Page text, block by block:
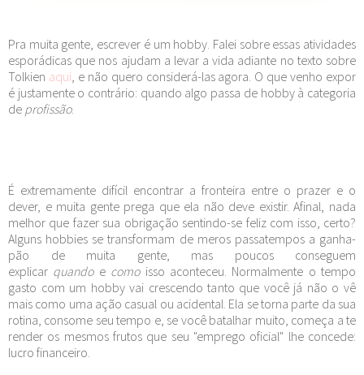
Pra muita gente, escrever é um hobby. Falei sobre essas atividades
esporádicas que nos ajudam a levar a vida adiante no texto sobre
Tolkien aqui , e não quero considerá-las agora. O que venho expor
é justamente o contrário: quando algo passa de hobby à categoria
de profissão.
É extremamente difícil encontrar a fronteira entre o prazer e o
dever, e muita gente prega que ela não deve existir. Afinal, nada
melhor que fazer sua obrigação sentindo-se feliz com isso, certo?
Alguns hobbies se transformam de meros passatempos a ganha-
pão de muita gente, mas poucos conseguem
explicar quandoe comoisso aconteceu. Normalmente o tempo
gasto com um hobby vai crescendo tanto que você já não o vê
mais como uma ação casual ou acidental. Ela se torna parte da sua
rotina, consome seu tempo e, se você batalhar muito, começa a te
render os mesmos frutos que seu "emprego oficial" lhe concede:
lucro financeiro.